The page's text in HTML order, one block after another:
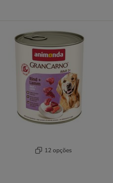
12 opções